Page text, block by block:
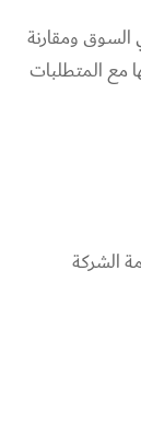
ومقارنة
مع المتطلبات
الشركة